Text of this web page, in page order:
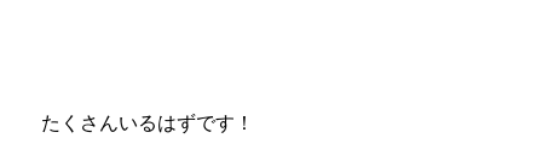
たくさんいるはずです！